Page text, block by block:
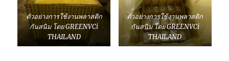
ตัวอย่างการใช้งานพลาสติก
กันสนิม โดย GREENVCi
THAILAND
ตัวอย่างการใช้งานพลาสติก
กันสนิม โดย GREENVCi
THAILAND